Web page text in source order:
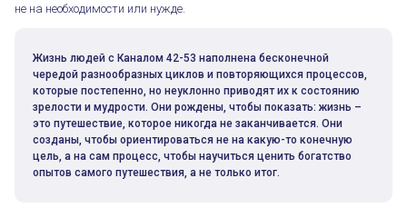
не на необходимости или нужде.
Жизнь людей с Каналом 42-53 наполнена бесконечной
чередой разнообразных циклов и повторяющихся процессов,
которые постепенно, но неуклонно приводят их к состоянию
зрелости и мудрости. Они рождены, чтобы показать: жизнь –
это путешествие, которое никогда не заканчивается. Они
созданы, чтобы ориентироваться не на какую-то конечную
цель, а на сам процесс, чтобы научиться ценить богатство
опытов самого путешествия, а не только итог.